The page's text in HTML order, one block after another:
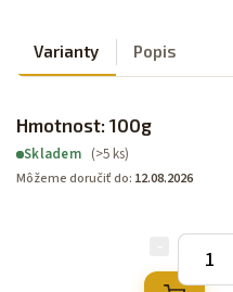
Varianty Popis
Hmotnost: 100g
Skladem (>5 ks)
Môžeme doručiť do: 12.08.2026